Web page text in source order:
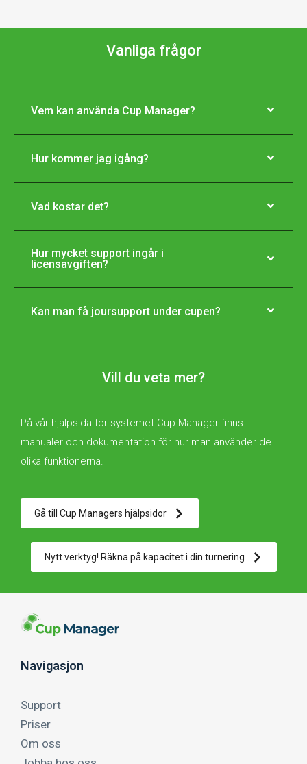
Vill du veta mer?
På vår hjälpsida för systemet Cup Manager finns
manualer och dokumentation för hur man använder de
olika funktionerna.
Gå till Cup Managers hjälpsidor
Nytt verktyg! Räkna på kapacitet i din turnering
Vanliga frågor
Vem kan använda Cup Manager?
Hur kommer jag igång?
Vad kostar det?
Hur mycket support ingår i
licensavgiften?
Kan man få joursupport under cupen?
Navigasjon
Support
Priser
Om oss